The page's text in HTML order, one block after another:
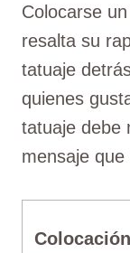
Colocarse
resalta su
tatuaje
quienes
tatuaje debe
mensaje
Colocación